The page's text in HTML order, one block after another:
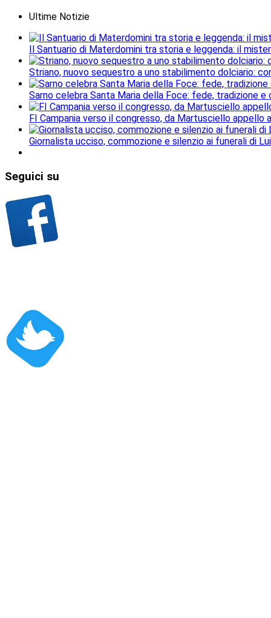
Ultime Notizie
Il Santuario di Materdomini tra storia e leggenda: il
Striano, nuovo sequestro a uno stabilimento dolciario:
Sarno celebra Santa Maria della Foce: fede, tradizione
FI Campania verso il congresso, da Martusciello appello
Giornalista ucciso, commozione e silenzio ai funerali di
Seguici su